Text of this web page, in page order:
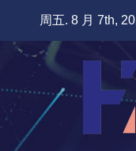
周五. 8 月 7th,